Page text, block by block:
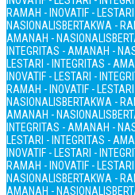
RAMAH - INOVATIF -
NASIONALISBERTAKWA -
AMANAH - NASIONALIS
INTEGRITAS - AMANAH -
LESTARI - INTEGRITAS -
INOVATIF - LESTARI -
RAMAH - INOVATIF -
NASIONALISBERTAKWA -
AMANAH - NASIONALIS
INTEGRITAS - AMANAH -
LESTARI - INTEGRITAS -
INOVATIF - LESTARI -
RAMAH - INOVATIF -
NASIONALISBERTAKWA -
AMANAH - NASIONALIS